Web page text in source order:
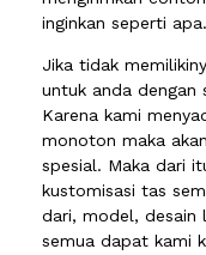
inginkan seperti apa.
Jika tidak
untuk anda dengan
Karena kami
monoton maka
spesial. Maka dari
kustomisasi tas
dari, model, desain
semua dapat kami